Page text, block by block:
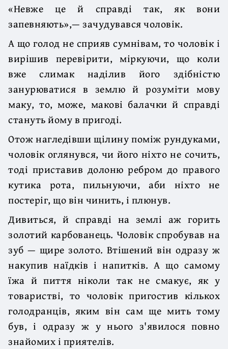
«Невже це й справді так, як вони
запевняють»,— зачудувався чоловік.
А що голод не сприяв сумнівам, то чоловік і
вирішив перевірити, міркуючи, що коли
вже слимак наділив його здібністю
занурюватися в землю й розуміти мову
маку, то, може, макові балачки й справді
стануть йому в пригоді.
Отож нагледівши щілину поміж рундуками,
чоловік оглянувся, чи його ніхто не сочить,
тоді приставив долоню ребром до правого
кутика рота, пильнуючи, аби ніхто не
постеріг, що він чинить, і плюнув.
Дивиться, й справді на землі аж горить
золотий карбованець. Чоловік спробував на
зуб — щире золото. Втішений він одразу ж
накупив наїдків і напитків. А що самому
їжа й пиття ніколи так не смакує, як у
товаристві, то чоловік пригостив кількох
голодранців, яким він сам ще мить тому
був, і одразу ж у нього з'явилося повно
знайомих і приятелів.